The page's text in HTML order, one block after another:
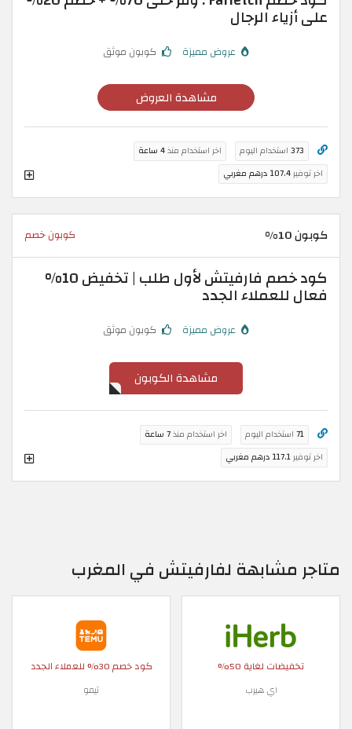
على أزياء الرجال
عروض مميزة كوبون موثق
مشاهدة العروض
373 استخدام اليوم اخر استخدام منذ4 ساعة
اخر توفير107.4 درهم مغربي
كوبون 10% كوبون خصم
كود خصم فارفيتش لأول طلب | تخفيض 10%
فعال للعملاء الجدد
عروض مميزة كوبون موثق
مشاهدة الكوبون
71 استخدام اليوم اخر استخدام منذ7 ساعة
اخر توفير117.1 درهم مغربي
متاجر مشابهة لفارفيتش في المغرب
تخفيضات لغاية 50%
اي هيرب
كود خصم 30% للعملاء الجدد
تيمو